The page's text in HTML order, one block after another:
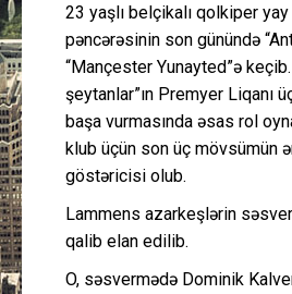
23 yaşlı belçikalı qolkiper
pəncərəsinin son günündə
“Mançester Yunayted”ə keçib.
şeytanlar”ın Premyer Liqanı
başa vurmasında əsas rol
klub üçün son üç mövsümün
göstəricisi olub.
Lammens azarkeşlərin
qalib elan edilib.
O, səsvermədə Dominik